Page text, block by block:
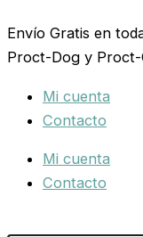
al
contenido
Envío Gratis en
Proct-Dog y
Mi cuenta
Contacto
Mi cuenta
Contacto
...
F-
16
800
INSECTIVOROS/
cantidad